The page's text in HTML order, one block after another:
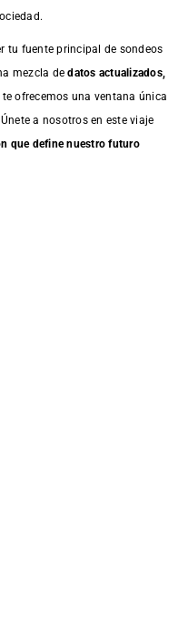
tu fuente principal de sondeos
mezcla dedatos actualizados,
, te ofrecemos una ventana única
a nosotros en este viaje
que define nuestro futuro